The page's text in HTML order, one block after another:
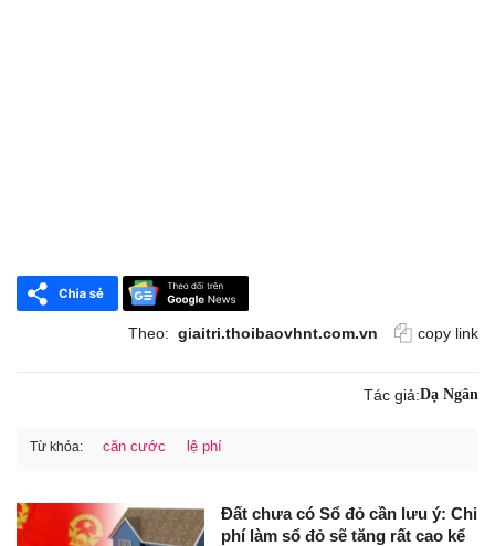
Theo: giaitri.thoibaovhnt.com.vn copy link
Tác giả:Dạ Ngân
Từ khóa: căn cước lệ phí
Đất chưa có Sổ đỏ cần lưu ý: Chi
phí làm sổ đỏ sẽ tăng rất cao kể